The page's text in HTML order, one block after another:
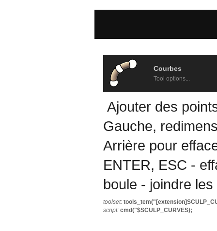
Courbes
Tool options...
Ajouter des
Gauche,
Arrière pour
ENTER, ESC -
boule - joindre
toolset:
script: cmd("$SCULP_CURVES);